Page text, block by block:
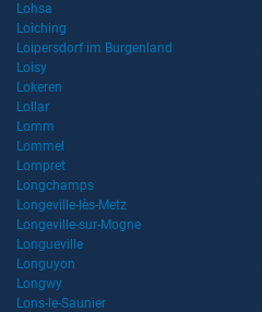
Lohsa
Loiching
Loipersdorf im Burgenland
Loisy
Lokeren
Lollar
Lomm
Lommel
Lompret
Longchamps
Longeville-lès-Metz
Longeville-sur-Mogne
Longueville
Longuyon
Longwy
Lons-le-Saunier